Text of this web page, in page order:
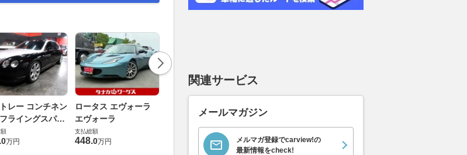
レー コンチネン
ライングスパー
.0万円
ロータス エヴォーラ
エヴォーラ
支払総額
448.0万円
バス 660 ストライプス
V8 ヴァンテージ スポ
ーツシフト
支払総額
589.0万円
関連サービス
メールマガジン
メルマガ登録でcarview!の
最新情報をcheck!